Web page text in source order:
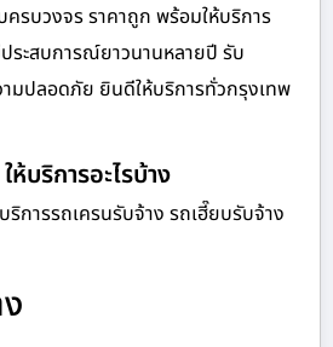
ครบวงจร ราคาถูก พร้อมให้บริการ
ะสบการณ์ยาวนานหลายปี รับ
มปลอดภัย ยินดีให้บริการทั่วกรุงเทพ
บริการอะไรบ้าง
ริการรถเครนรับจ้าง รถเฮี๊ยบรับจ้าง